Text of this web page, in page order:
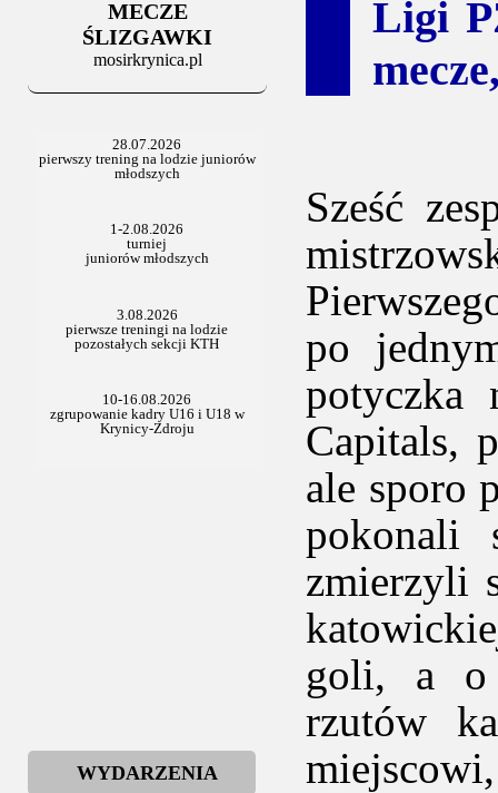
MECZE
ŚLIZGAWKI
mosirkrynica.pl
WYDARZENIA
Ligi
Sześć
po
potyczka
Capitals,
ale sporo
pokonali
zmierzyli
goli, a o
rzutów